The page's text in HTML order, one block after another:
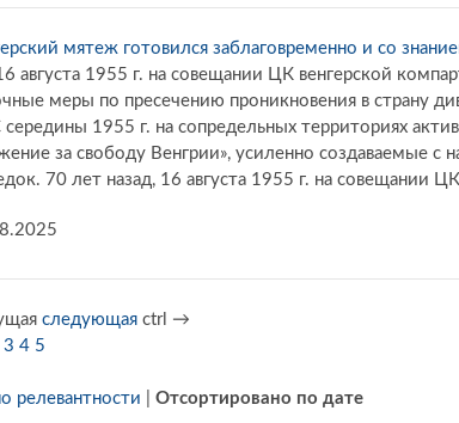
мятеж готовился заблаговременно и со
августа 1955 г. на совещании ЦК венгерской
меры по пресечению проникновения в страну
1955 г. на сопредельных территориях
за свободу Венгрии», усиленно создаваемые с
70 лет назад, 16 августа 1955 г. на совещании
следующая ctrl →
3 4 5
релевантности Отсортировано по дате